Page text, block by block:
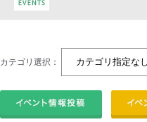
カテゴリ選択：